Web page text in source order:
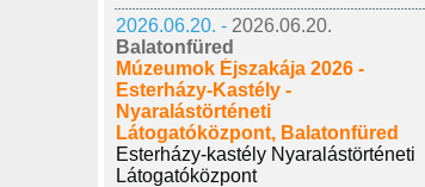
2026.06.20. - 2026.06.20.
Balatonfüred
Múzeumok Éjszakája 2026 -
Esterházy-Kastély -
Nyaralástörténeti
Látogatóközpont, Balatonfüred
Esterházy-kastély Nyaralástörténeti
Látogatóközpont